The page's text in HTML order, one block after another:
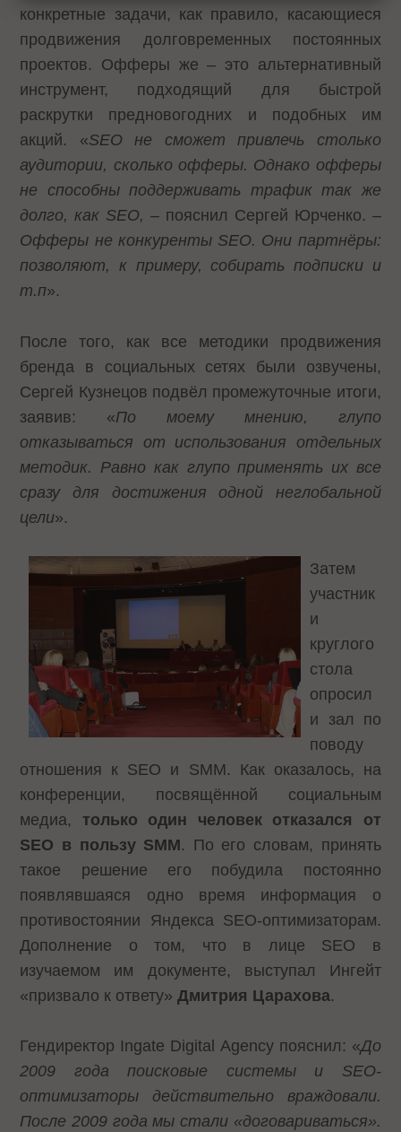
конкретные задачи, как правило, касающиеся
продвижения долговременных постоянных
проектов. Офферы же – это альтернативный
инструмент, подходящий для быстрой
раскрутки предновогодних и подобных им
акций. «SEO не сможет привлечь столько
аудитории, сколько офферы. Однако офферы
не способны поддерживать трафик так же
долго, как SEO, – пояснил Сергей Юрченко. –
Офферы не конкуренты SEO. Они партнёры:
позволяют, к примеру, собирать подписки и
т.п».
После того, как все методики продвижения
бренда в социальных сетях были озвучены,
Сергей Кузнецов подвёл промежуточные итоги,
заявив: «По моему мнению, глупо
отказываться от использования отдельных
методик. Равно как глупо применять их все
сразу для достижения одной неглобальной
цели».
Затем
участник
и
круглого
стола
опросил
и зал по
поводу
отношения к SEO и SMM. Как оказалось, на
конференции, посвящённой социальным
медиа, только один человек отказался от
SEO в пользу SMM. По его словам, принять
такое решение его побудила постоянно
появлявшаяся одно время информация о
противостоянии Яндекса SEO-оптимизаторам.
Дополнение о том, что в лице SEO в
изучаемом им документе, выступал Ингейт
«призвало к ответу»Дмитрия Царахова.
Гендиректор Ingate Digital Agency пояснил: «До
2009 года поисковые системы и SEO-
оптимизаторы действительно враждовали.
После 2009 года мы стали «договариваться».